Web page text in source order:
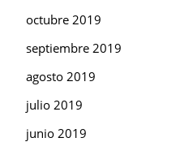
octubre 2019
septiembre 2019
agosto 2019
julio 2019
junio 2019